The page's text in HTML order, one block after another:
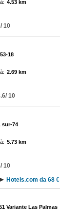
4.53 km
10
18
2.69 km
10
sur-74
5.73 km
10
Hotels.com da 68 €
Variante Las Palmas